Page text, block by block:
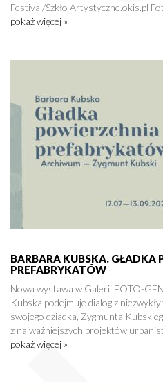
Festival/Szkło Artystyczne.okis.pl
pokaż więcej »
BARBARA KUBSKA. GŁADKA
PREFABRYKATÓW
Nowa wystawa w Galerii FOTO-
Kubska podejmuje dialog z
swojego dziadka, Zygmunta
z najważniejszych projektów
pokaż więcej »